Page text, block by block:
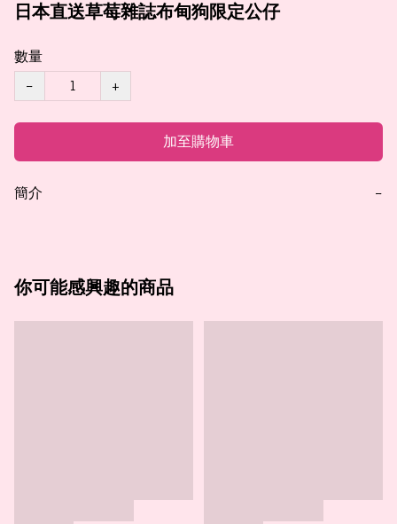
日本直送草莓雜誌布甸狗限定公仔
數量
−
+
加至購物車
簡介 −
你可能感興趣的商品